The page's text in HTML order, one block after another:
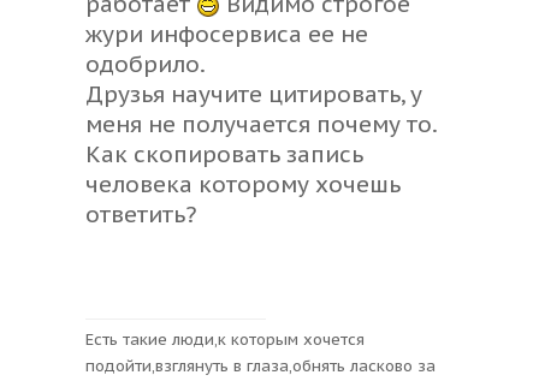
жури инфосервиса ее не
одобрило.
Друзья научите цитировать, у
меня не получается почему то.
Как скопировать запись
человека которому хочешь
ответить?
Есть такие люди,к которым хочется
подойти,взглянуть в глаза,обнять ласково за